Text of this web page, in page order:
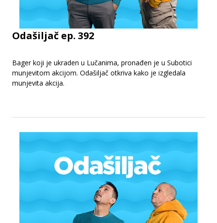
Odašiljač ep. 392
Bager koji je ukraden u Lučanima, pronađen je u Subotici
munjevitom akcijom. Odašiljač otkriva kako je izgledala
munjevita akcija.